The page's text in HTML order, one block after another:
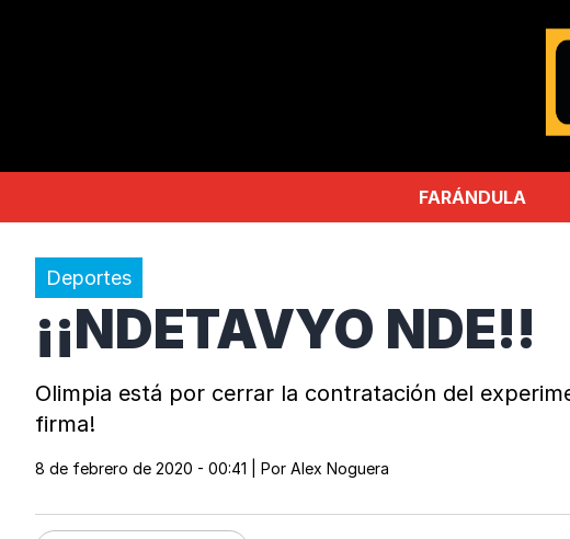
FARÁNDULA
Deportes
¡¡NDETAVYO NDE!!
Olimpia está por cerrar la contratación del
firma!
8 de febrero de 2020 - 00:41 | Por Alex Noguera